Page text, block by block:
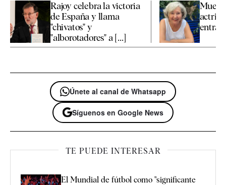
Rajoy celebra la victoria
de España y llama
"chivatos" y
"alborotadores" a [...]
Muere
actriz
Únete al canal de Whatsapp
Síguenos en Google News
TE PUEDE INTERESAR
El Mundial de fútbol como "significante